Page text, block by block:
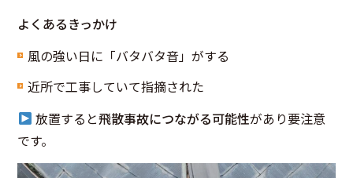
よくあるきっかけ
風の強い日に「バタバタ音」がする
近所で工事していて指摘された
放置すると飛散事故につながる可能性があり要注意
です。